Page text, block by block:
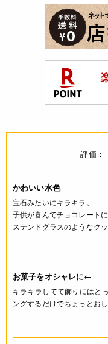
評価：
かわいい水色
宝石みたいにキラキラ。
子供が喜んでチョコレート
ステンドグラスのようなク
お菓子をオシャレに←
キラキラしてて飾りにはと
ングするだけでちょっとお